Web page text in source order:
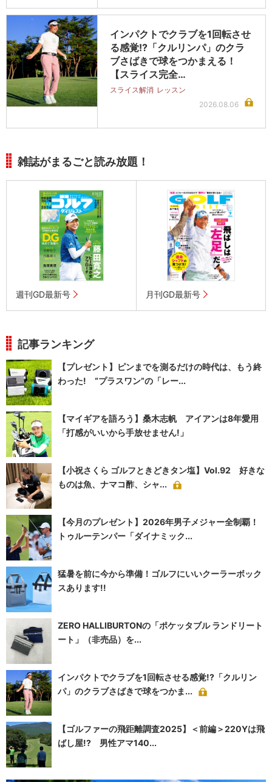
インパクトでクラブを1回転させ
る感覚!?「クルリンパ」のクラ
ブさばきで球をつかまえる！
【スライス完全…
スライス解消 レッスン
2026.08.06
雑誌がまるごと読み放題！
週刊GD最新号 月刊GD最新号
記事ランキング
【プレゼント】ピンまでを測るだけの時代は、もう終
わった! “プラスワン”の「レー...
【マイギアを語ろう】桑木志帆 アイアンは8年愛用
「打感がいいから手放せません!」
【小祝さくら ゴルフときどきタン塩】Vol.92 好きな
ものは魚、ナマコ酢、シャ...
【今月のプレゼント】2026年男子メジャー全制覇！
トゥルーテンパー「ダイナミック...
猛暑を前に今から準備！ゴルフにいいクーラーボック
スあります!!
ZERO HALLIBURTONの「ポケッタブル ランドリート
ート」（非売品）を...
インパクトでクラブを1回転させる感覚!?「クルリン
パ」のクラブさばきで球をつかま...
【ゴルファーの飛距離調査2025】＜前編＞220Yは飛
ばし屋!? 男性アマ140...